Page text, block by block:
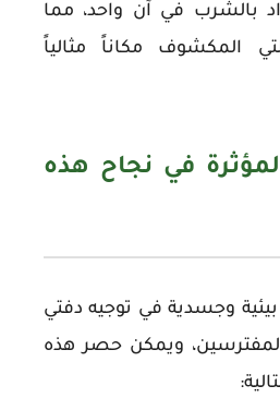
بالشرب في آن واحد، مما
المكشوف مكاناً مثالياً
في نجاح هذه
وجسدية في توجيه دفتي
ويمكن حصر هذه